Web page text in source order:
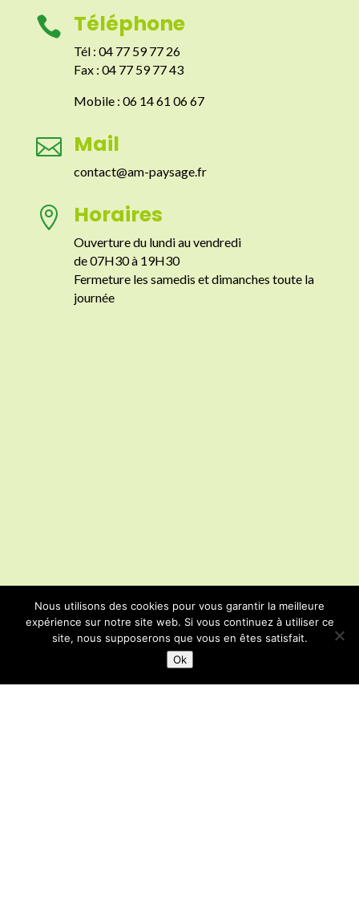
 Téléphone
Tél : 04 77 59 77 26
Fax : 04 77 59 77 43
Mobile : 06 14 61 06 67
 Mail
contact@am-paysage.fr
 Horaires
Ouverture du lundi au vendredi
de 07H30 à 19H30
Fermeture les samedis et dimanches toute la
journée
Nous utilisons des cookies pour vous garantir la meilleure
expérience sur notre site web. Si vous continuez à utiliser ce
site, nous supposerons que vous en êtes satisfait.
Ok